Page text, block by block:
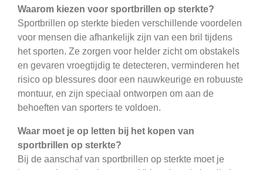
Waarom kiezen voor sportbrillen op sterkte?
Sportbrillen op sterkte bieden verschillende voordelen
voor mensen die afhankelijk zijn van een bril tijdens
het sporten. Ze zorgen voor helder zicht om obstakels
en gevaren vroegtijdig te detecteren, verminderen het
risico op blessures door een nauwkeurige en robuuste
montuur, en zijn speciaal ontworpen om aan de
behoeften van sporters te voldoen.
Waar moet je op letten bij het kopen van
sportbrillen op sterkte?
Bij de aanschaf van sportbrillen op sterkte moet je